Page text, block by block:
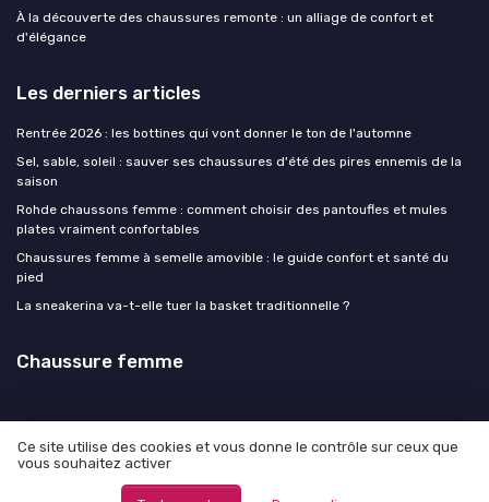
À la découverte des chaussures remonte : un alliage de confort et
d'élégance
Les derniers articles
Rentrée 2026 : les bottines qui vont donner le ton de l'automne
Sel, sable, soleil : sauver ses chaussures d'été des pires ennemis de la
saison
Rohde chaussons femme : comment choisir des pantoufles et mules
plates vraiment confortables
Chaussures femme à semelle amovible : le guide confort et santé du
pied
La sneakerina va-t-elle tuer la basket traditionnelle ?
Chaussure femme
Mentions légales
Ce site utilise des cookies et vous donne le contrôle sur ceux que
vous souhaitez activer